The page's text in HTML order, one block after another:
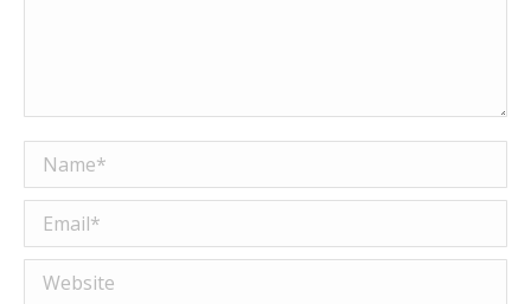
Name *
Email *
Website